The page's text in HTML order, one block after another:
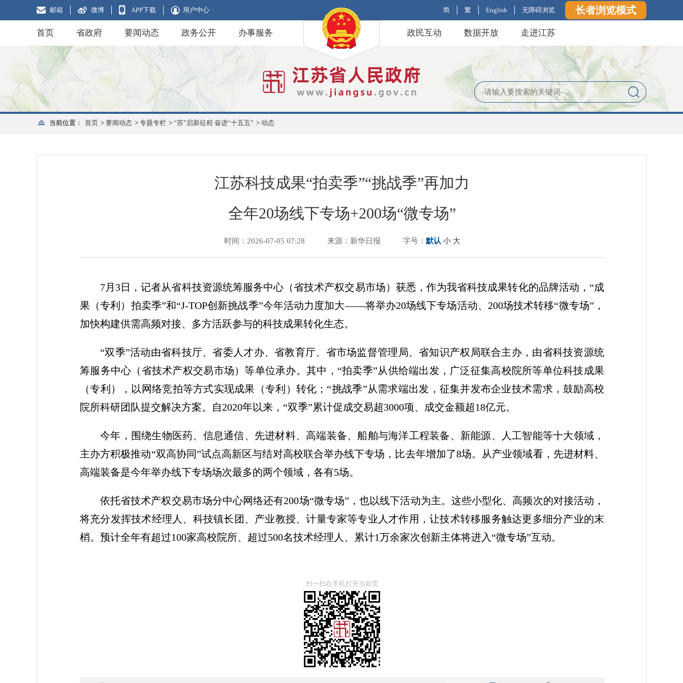
邮箱 微博 APP下载 用户中心 简 繁 English 无障碍浏览 长者浏览模式
首页 省政府 要闻动态 政务公开 办事服务 政民互动 数据开放 走进江苏
当前位置： 首页 > 要闻动态 > 专题专栏 > “苏”启新征程 奋进“十五五” > 动态
江苏科技成果“拍卖季”“挑战季”再加力
全年20场线下专场+200场“微专场”
时间：2026-07-05 07:28 来源：新华日报 字号： 默认 小 大
7月3日，记者从省科技资源统筹服务中心（省技术产权交易市场）获悉，作为我省科技成果转化的品牌活动，“成
果（专利）拍卖季”和“J-TOP创新挑战季”今年活动力度加大——将举办20场线下专场活动、200场技术转移“微专场”，
加快构建供需高频对接、多方活跃参与的科技成果转化生态。
“双季”活动由省科技厅、省委人才办、省教育厅、省市场监督管理局、省知识产权局联合主办，由省科技资源统
筹服务中心（省技术产权交易市场）等单位承办。其中，“拍卖季”从供给端出发，广泛征集高校院所等单位科技成果
（专利），以网络竞拍等方式实现成果（专利）转化；“挑战季”从需求端出发，征集并发布企业技术需求，鼓励高校
院所科研团队提交解决方案。自2020年以来，“双季”累计促成交易超3000项、成交金额超18亿元。
今年，围绕生物医药、信息通信、先进材料、高端装备、船舶与海洋工程装备、新能源、人工智能等十大领域，
主办方积极推动“双高协同”试点高新区与结对高校联合举办线下专场，比去年增加了8场。从产业领域看，先进材料、
高端装备是今年举办线下专场场次最多的两个领域，各有5场。
依托省技术产权交易市场分中心网络还有200场“微专场”，也以线下活动为主。这些小型化、高频次的对接活动，
将充分发挥技术经理人、科技镇长团、产业教授、计量专家等专业人才作用，让技术转移服务触达更多细分产业的末
梢。预计全年有超过100家高校院所、超过500名技术经理人、累计1万余家次创新主体将进入“微专场”互动。
扫一扫在手机打开当前页